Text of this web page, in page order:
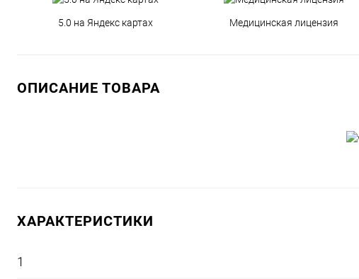
5.0 на Яндекс картах Медицинская лицензия
ОПИСАНИЕ ТОВАРА
ХАРАКТЕРИСТИКИ
1